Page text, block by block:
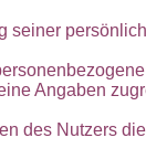
Angaben
des Nutzers